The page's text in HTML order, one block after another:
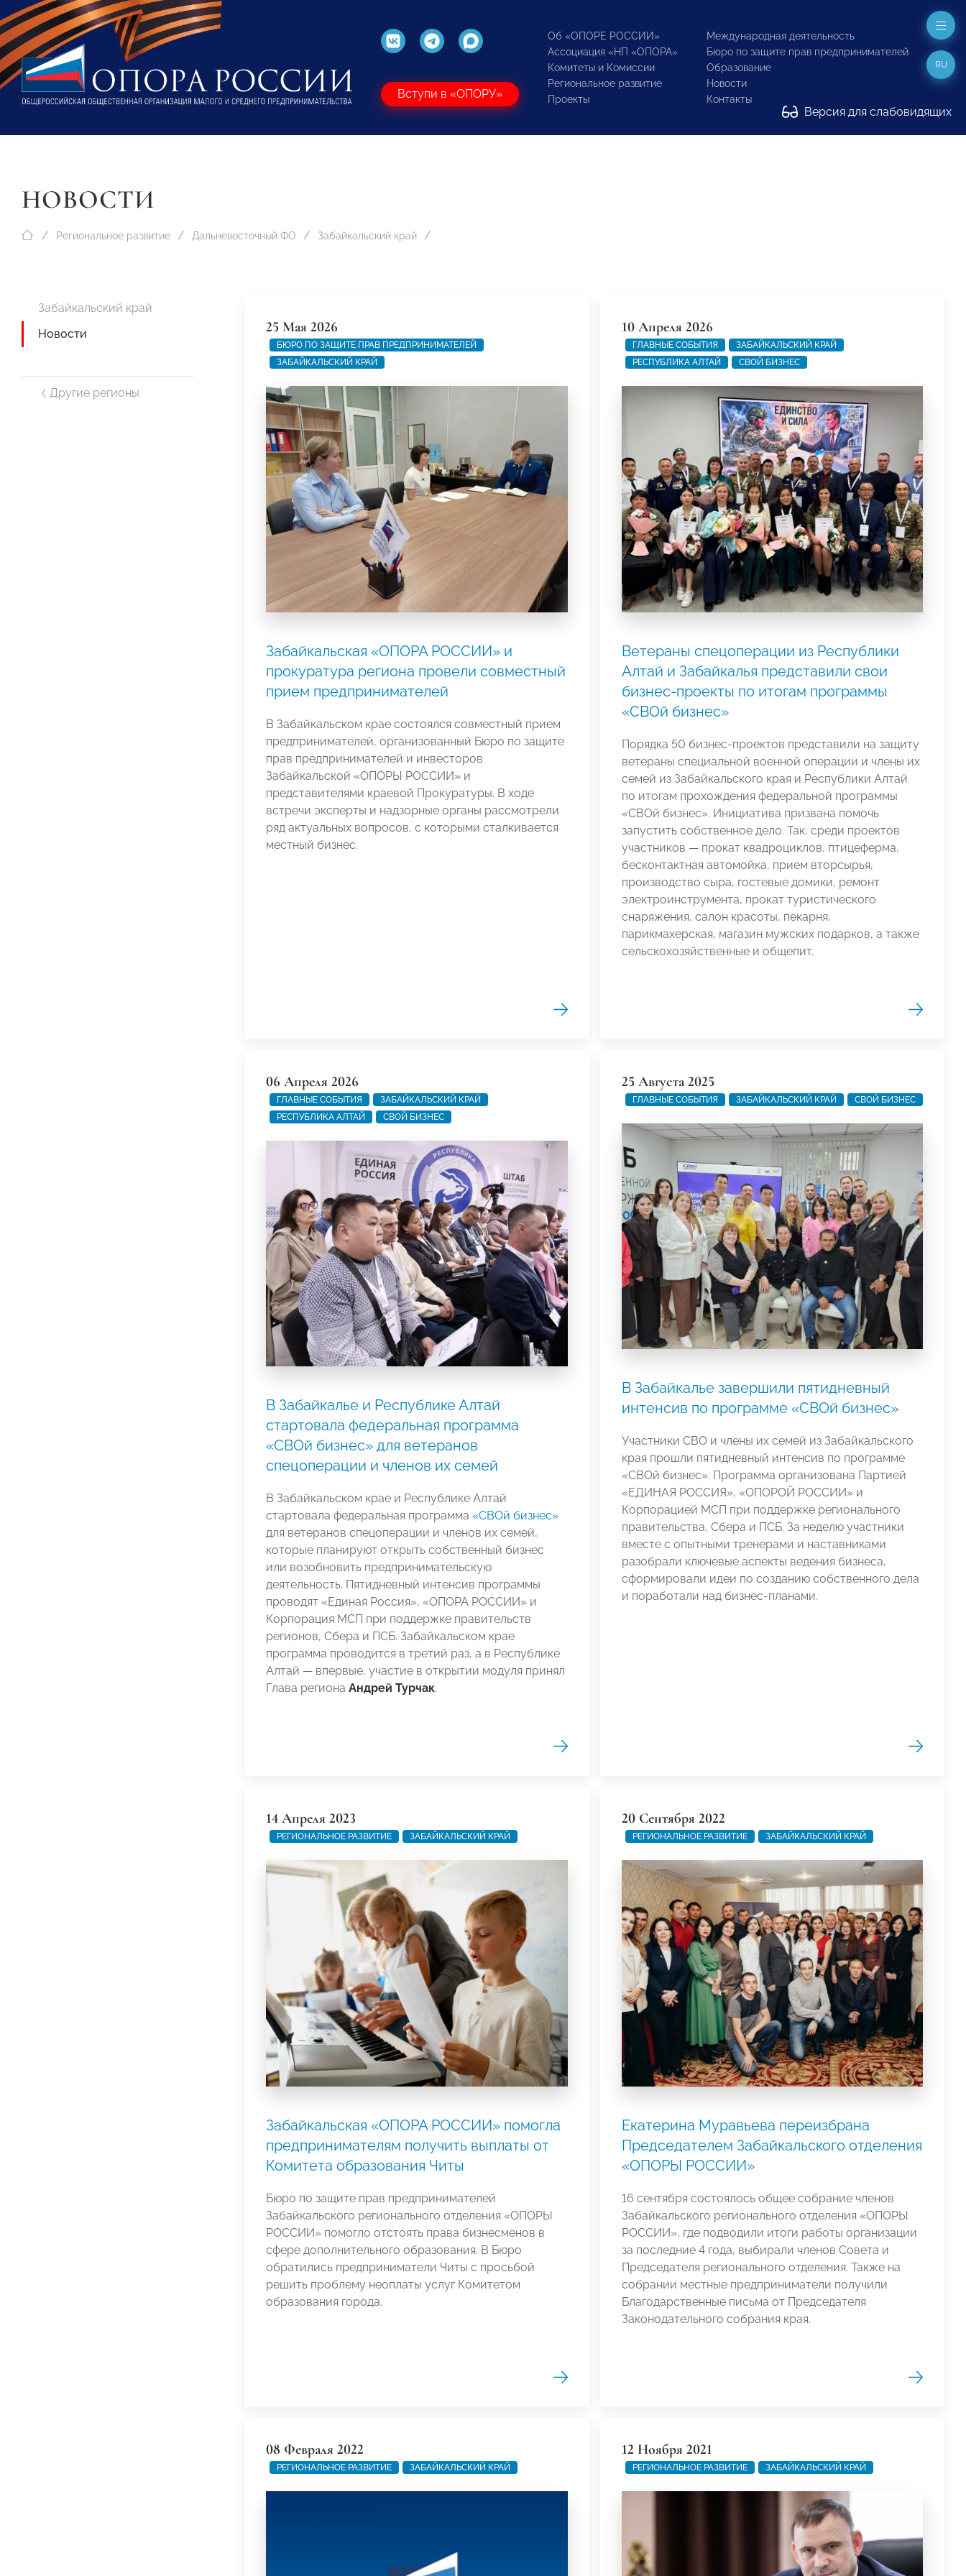
Вступи в «ОПОРУ»
Об «ОПОРЕ РОССИИ»
Ассоциация «НП «ОПОРА»
Комитеты и Комиссии
Региональное развитие
Проекты
Международная деятельность
Бюро по защите прав предпринимателей
Образование
Новости
Контакты
Версия для слабовидящих
RU
НОВОСТИ
Региональное развитие Дальневосточный ФО Забайкальский край
Забайкальский край
Новости
Другие регионы
25 Мая 2026
БЮРО ПО ЗАЩИТЕ ПРАВ ПРЕДПРИНИМАТЕЛЕЙ
ЗАБАЙКАЛЬСКИЙ КРАЙ
Забайкальская «ОПОРА РОССИИ» и
прокуратура региона провели совместный
прием предпринимателей
В Забайкальском крае состоялся совместный прием
предпринимателей, организованный Бюро по защите
прав предпринимателей и инвесторов
Забайкальской «ОПОРЫ РОССИИ» и
представителями краевой Прокуратуры. В ходе
встречи эксперты и надзорные органы рассмотрели
ряд актуальных вопросов, с которыми сталкивается
местный бизнес.
10 Апреля 2026
ГЛАВНЫЕ СОБЫТИЯ
ЗАБАЙКАЛЬСКИЙ КРАЙ
РЕСПУБЛИКА АЛТАЙ
СВОЙ БИЗНЕС
Ветераны спецоперации из Республики
Алтай и Забайкалья представили свои
бизнес-проекты по итогам программы
«СВОй бизнес»
Порядка 50 бизнес-проектов представили на защиту
ветераны специальной военной операции и члены их
семей из Забайкальского края и Республики Алтай
по итогам прохождения федеральной программы
«СВОй бизнес». Инициатива призвана помочь
запустить собственное дело. Так, среди проектов
участников — прокат квадроциклов, птицеферма,
бесконтактная автомойка, прием вторсырья,
производство сыра, гостевые домики, ремонт
электроинструмента, прокат туристического
снаряжения, салон красоты, пекарня,
парикмахерская, магазин мужских подарков, а также
сельскохозяйственные и общепит.
06 Апреля 2026
ГЛАВНЫЕ СОБЫТИЯ
ЗАБАЙКАЛЬСКИЙ КРАЙ
РЕСПУБЛИКА АЛТАЙ
СВОЙ БИЗНЕС
В Забайкалье и Республике Алтай
стартовала федеральная программа
«СВОй бизнес» для ветеранов
спецоперации и членов их семей
В Забайкальском крае и Республике Алтай
стартовала федеральная программа «СВОй бизнес»
для ветеранов спецоперации и членов их семей,
которые планируют открыть собственный бизнес
или возобновить предпринимательскую
деятельность. Пятидневный интенсив программы
проводят «Единая Россия», «ОПОРА РОССИИ» и
Корпорация МСП при поддержке правительств
регионов, Сбера и ПСБ. Забайкальском крае
программа проводится в третий раз, а в Республике
Алтай — впервые, участие в открытии модуля принял
Глава региона Андрей Турчак.
25 Августа 2025
ГЛАВНЫЕ СОБЫТИЯ ЗАБАЙКАЛЬСКИЙ КРАЙ СВОЙ БИЗНЕС
В Забайкалье завершили пятидневный
интенсив по программе «СВОй бизнес»
Участники СВО и члены их семей из Забайкальского
края прошли пятидневный интенсив по программе
«СВОй бизнес». Программа организована Партией
«ЕДИНАЯ РОССИЯ», «ОПОРОЙ РОССИИ» и
Корпорацией МСП при поддержке регионального
правительства, Сбера и ПСБ. За неделю участники
вместе с опытными тренерами и наставниками
разобрали ключевые аспекты ведения бизнеса,
сформировали идеи по созданию собственного дела
и поработали над бизнес-планами.
14 Апреля 2023
РЕГИОНАЛЬНОЕ РАЗВИТИЕ ЗАБАЙКАЛЬСКИЙ КРАЙ
Забайкальская «ОПОРА РОССИИ» помогла
предпринимателям получить выплаты от
Комитета образования Читы
Бюро по защите прав предпринимателей
Забайкальского регионального отделения «ОПОРЫ
РОССИИ» помогло отстоять права бизнесменов в
сфере дополнительного образования. В Бюро
обратились предприниматели Читы с просьбой
решить проблему неоплаты услуг Комитетом
образования города.
20 Сентября 2022
РЕГИОНАЛЬНОЕ РАЗВИТИЕ ЗАБАЙКАЛЬСКИЙ КРАЙ
Екатерина Муравьева переизбрана
Председателем Забайкальского отделения
«ОПОРЫ РОССИИ»
16 сентября состоялось общее собрание членов
Забайкальского регионального отделения «ОПОРЫ
РОССИИ», где подводили итоги работы организации
за последние 4 года, выбирали членов Совета и
Председателя регионального отделения. Также на
собрании местные предприниматели получили
Благодарственные письма от Председателя
Законодательного собрания края.
08 Февраля 2022
РЕГИОНАЛЬНОЕ РАЗВИТИЕ ЗАБАЙКАЛЬСКИЙ КРАЙ
12 Ноября 2021
РЕГИОНАЛЬНОЕ РАЗВИТИЕ ЗАБАЙКАЛЬСКИЙ КРАЙ